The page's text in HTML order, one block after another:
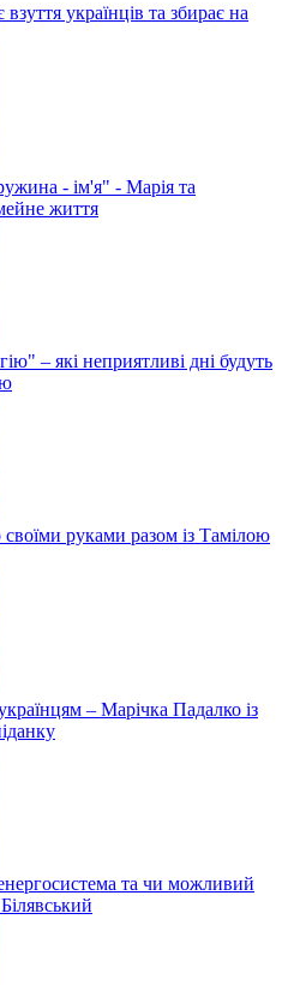
українців та збирає на
- ім'я" - Марія та
життя
– які неприятливі дні будуть
руками разом із Тамілою
– Марічка Падалко із
та чи можливий